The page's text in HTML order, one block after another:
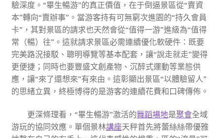
驗深度。“畢生暢游”的真正價值，在于倒逼景區從“賣資
本”轉向“賣辦事”。當游客持有可無窮次進園的“持久會員
卡”，其對景區的請求也天然會從“值得一游”進級為“值得
常（暢）往”。這就請求景區必需連續優化軟硬件：既要
完美路況接駁、聰明導覽等基本配套，讓“說走就走”變得
更便捷；同時也要豐盛文創產物、沉醉式運動等業態供
應，讓“來了還想來”有來由。這彰顯出景區“以體驗留人”
的思緒立異，終極博得的是游客的連續花費和口碑傳佈。
更深條理看，“畢生暢游”激活的舞蹈場地是聚會全域
游玩的協同效應。單個景林講座天秤首先將蕾絲絲帶優雅